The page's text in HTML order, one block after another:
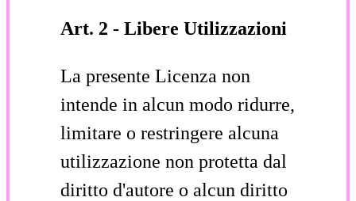
Art. 2 - Libere Utilizzazioni
La presente Licenza non
intende in alcun modo ridurre,
limitare o restringere alcuna
utilizzazione non protetta dal
diritto d'autore o alcun diritto